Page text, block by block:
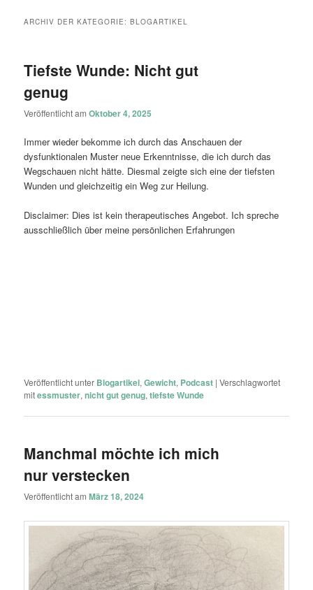
ARCHIV DER KATEGORIE:BLOGARTIKEL
Tiefste Wunde: Nicht gut
genug
Veröffentlicht amOktober 4, 2025
Immer wieder bekomme ich durch das Anschauen der
dysfunktionalen Muster neue Erkenntnisse, die ich durch das
Wegschauen nicht hätte. Diesmal zeigte sich eine der tiefsten
Wunden und gleichzeitig ein Weg zur Heilung.
Disclaimer: Dies ist kein therapeutisches Angebot. Ich spreche
ausschließlich über meine persönlichen Erfahrungen
Veröffentlicht unter Blogartikel,Gewicht, Podcast |Verschlagwortet
mitessmuster,nicht gut genug,tiefste Wunde
Manchmal möchte ich mich
nur verstecken
Veröffentlicht amMärz 18, 2024